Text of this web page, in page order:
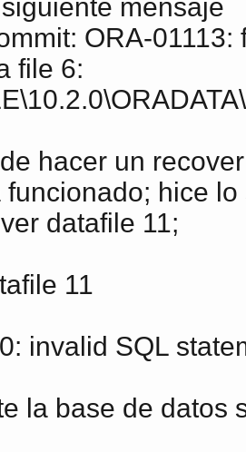
mensaje
ORA-
file 6:
hacer un recover
funcionado; hice
datafile 11;
11
invalid SQL
la base de datos